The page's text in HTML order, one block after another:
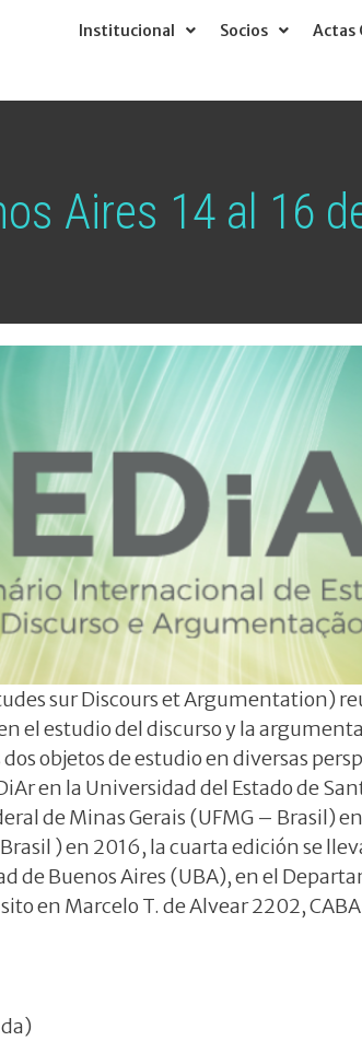
Institucional Socios Actas
Aires 14 al 16
sur Discours et Argumentation)
el estudio del discurso y la
objetos de estudio en diversas
en la Universidad del Estado de
de Minas Gerais (UFMG – Brasil)
) en 2016, la cuarta edición se
de Buenos Aires (UBA), en el
en Marcelo T. de Alvear 2202,